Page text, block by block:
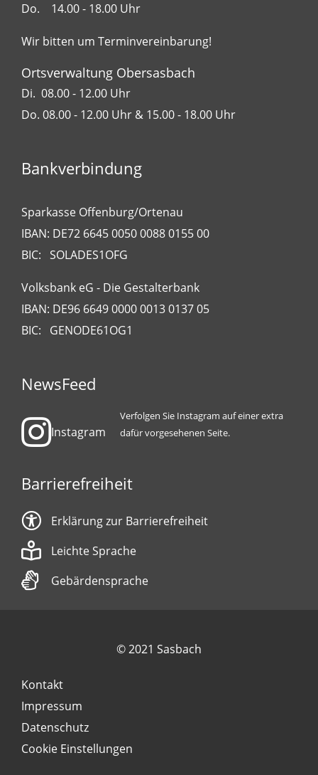
Do. 14.00 - 18.00 Uhr
Wir bitten um Terminvereinbarung!
Ortsverwaltung Obersasbach
Di. 08.00 - 12.00 Uhr
Do. 08.00 - 12.00 Uhr & 15.00 - 18.00 Uhr
Bankverbindung
Sparkasse Offenburg/Ortenau
IBAN: DE72 6645 0050 0088 0155 00
BIC: SOLADES1OFG
Volksbank eG - Die Gestalterbank
IBAN: DE96 6649 0000 0013 0137 05
BIC: GENODE61OG1
NewsFeed
Instagram
Verfolgen Sie Instagram auf einer extra
dafür vorgesehenen Seite.
Barrierefreiheit
Erklärung zur Barrierefreiheit
Leichte Sprache
Gebärdensprache
© 2021 Sasbach
Kontakt
Impressum
Datenschutz
Cookie Einstellungen